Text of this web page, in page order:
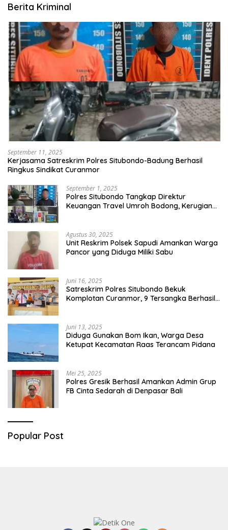
Berita Kriminal
September 11, 2025
Kerjasama Satreskrim Polres Situbondo-Badung Berhasil
Ringkus Sindikat Curanmor
September 1, 2025
Polres Situbondo Tangkap Direktur
Keuangan Travel Umroh Bodong, Kerugian
Agustus 30, 2025
Unit Reskrim Polsek Sapudi Amankan Warga
Pancor yang Diduga Miliki Sabu
Juni 16, 2025
Satreskrim Polres Situbondo Bekuk
Komplotan Curanmor, 9 Tersangka Berhasil
Juni 13, 2025
Diduga Gunakan Bom Ikan, Warga Desa
Ketupat Kecamatan Raas Terancam Pidana
Mei 25, 2025
Polres Gresik Berhasil Amankan Admin Grup
FB Cinta Sedarah di Denpasar Bali
Popular Post